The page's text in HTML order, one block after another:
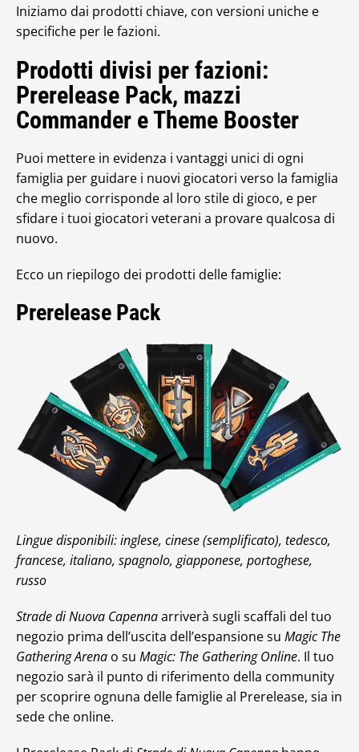
Iniziamo dai prodotti chiave, con versioni uniche e
specifiche per le fazioni.
Prodotti divisi per fazioni:
Prerelease Pack, mazzi
Commander e Theme Booster
Puoi mettere in evidenza i vantaggi unici di ogni
famiglia per guidare i nuovi giocatori verso la famiglia
che meglio corrisponde al loro stile di gioco, e per
sfidare i tuoi giocatori veterani a provare qualcosa di
nuovo.
Ecco un riepilogo dei prodotti delle famiglie:
Prerelease Pack
Lingue disponibili: inglese, cinese (semplificato), tedesco,
francese, italiano, spagnolo, giapponese, portoghese,
russo
Strade di Nuova Capennaarriverà sugli scaffali del tuo
negozio prima dell’uscita dell’espansione su Magic The
Gathering Arena o su Magic: The Gathering Online. Il tuo
negozio sarà il punto di riferimento della community
per scoprire ognuna delle famiglie al Prerelease, sia in
sede che online.